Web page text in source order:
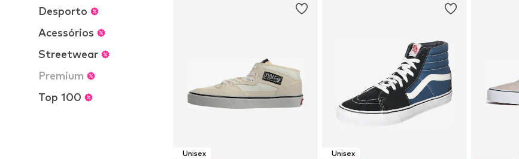
Desporto
Acessórios
Streetwear
Premium
Top 100
Unisex
Unisex